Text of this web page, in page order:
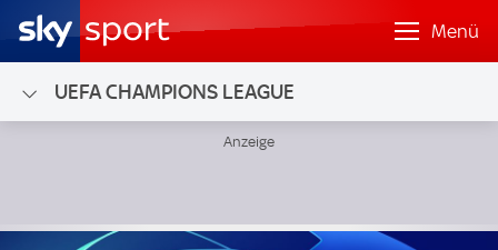
Menü
UEFA CHAMPIONS LEAGUE
Lazio Rom - FC Bayern München; UEFA Champions